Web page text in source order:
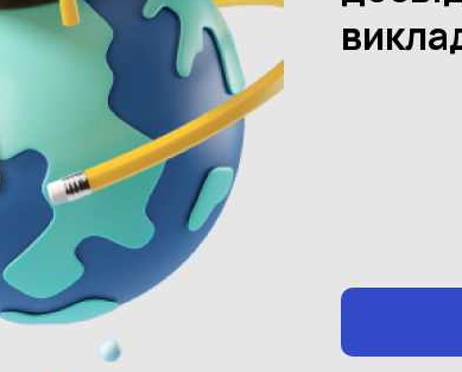
енергії залишається на навчання. Допоможіть
спокою
Якщо ви бігаєте по хаті з криками «ми нічого не
дій.
кривими. Це закон природи.
швидкість адаптації.
перший тиждень вересня. Вам теж потрібна розрядка.